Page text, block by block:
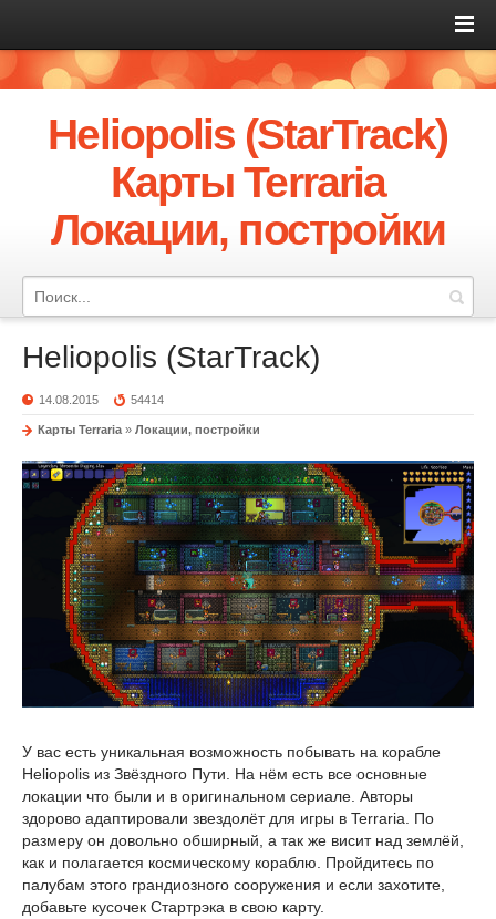
Heliopolis (StarTrack)
Карты Terraria
Локации, постройки
Heliopolis (StarTrack)
14.08.2015 54414
Карты Terraria » Локации, постройки
У вас есть уникальная возможность побывать на корабле
Heliopolis из Звёздного Пути. На нём есть все основные
локации что были и в оригинальном сериале. Авторы
здорово адаптировали звездолёт для игры в Terraria. По
размеру он довольно обширный, а так же висит над землёй,
как и полагается космическому кораблю. Пройдитесь по
палубам этого грандиозного сооружения и если захотите,
добавьте кусочек Стартрэка в свою карту.